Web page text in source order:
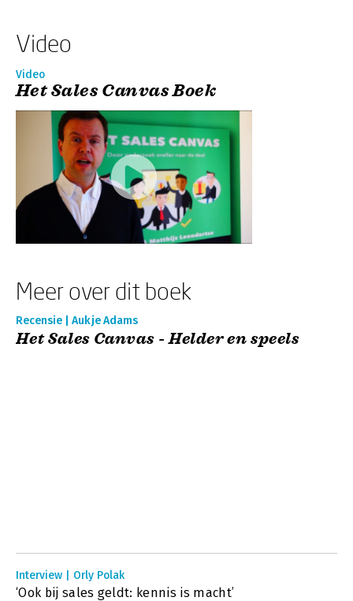
Video
Video
Het Sales Canvas Boek
Meer over dit boek
Recensie | Aukje Adams
Het Sales Canvas - Helder en speels
Interview | Orly Polak
‘Ook bij sales geldt: kennis is macht’